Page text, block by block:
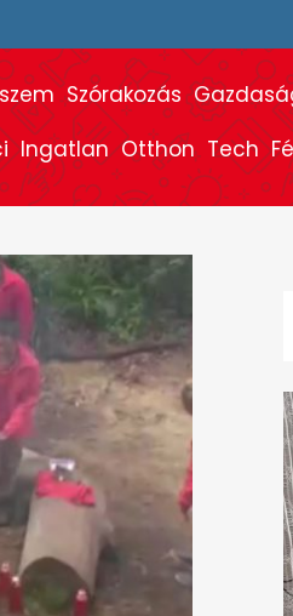
Szórakozás
Ingatlan Otthon Tech